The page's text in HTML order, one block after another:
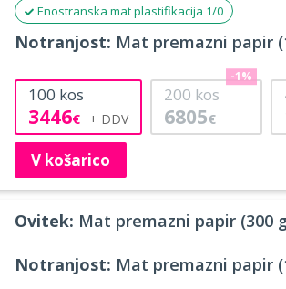
Enostranska mat plastifikacija 1/0
Notranjost: Mat premazni papir
100 kos
3446€
200 kos
6805€
-1%
V košarico
Ovitek: Mat premazni papir (300
Notranjost: Mat premazni papir